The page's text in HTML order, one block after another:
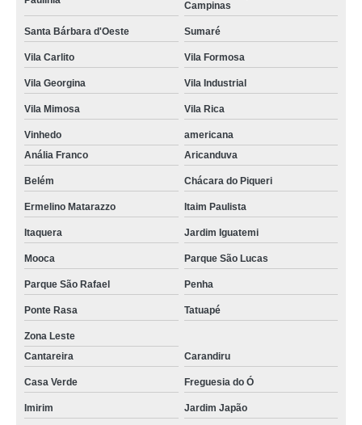
Campinas
Santa Bárbara d'Oeste Sumaré
Vila Carlito Vila Formosa
Vila Georgina Vila Industrial
Vila Mimosa Vila Rica
Vinhedo
americana
Anália Franco
Aricanduva
Belém Chácara do Piqueri
Ermelino Matarazzo Itaim Paulista
Itaquera Jardim Iguatemi
Mooca Parque São Lucas
Parque São Rafael Penha
Ponte Rasa Tatuapé
Zona Leste
Cantareira
Carandiru
Casa Verde Freguesia do Ó
Imirim Jardim Japão